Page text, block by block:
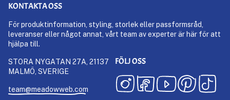
KONTAKTA OSS
För produktinformation, styling, storlek eller passformsråd,
leveranser eller något annat, vårt team av experter är här för att
hjälpa till.
STORA NYGATAN 27A, 21137
MALMÖ, SVERIGE
team@meadowweb.com
FÖLJ OSS